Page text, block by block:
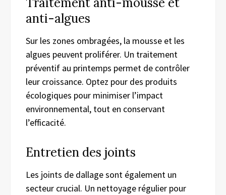
anti-algues
Sur les zones ombragées, la mousse et les
algues peuvent proliférer. Un traitement
préventif au printemps permet de contrôler
leur croissance. Optez pour des produits
écologiques pour minimiser l’impact
environnemental, tout en conservant
l’efficacité.
Entretien des joints
Les joints de dallage sont également un
secteur crucial. Un nettoyage régulier pour